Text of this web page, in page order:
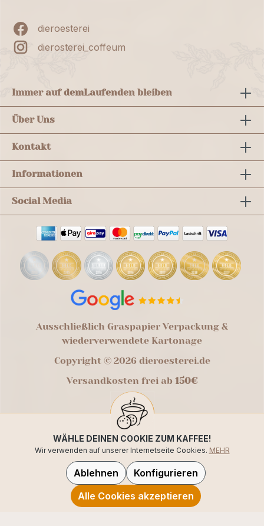
dieroesterei
dierosterei_coffeum
Immer auf demLaufenden bleiben
Über Uns
Kontakt
Informationen
Social Media
Ausschließlich Graspapier Verpackung &
wiederverwendete Kartonage
Copyright © 2026 dieroesterei.de
Versandkosten frei ab 150€
WÄHLE DEINEN COOKIE ZUM KAFFEE!
Wir verwenden auf unserer Internetseite Cookies. MEHR
Ablehnen
Konfigurieren
Alle Cookies akzeptieren